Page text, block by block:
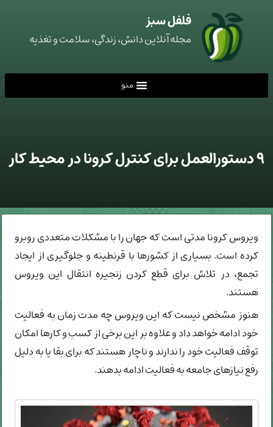
فلفل سبز
مجله آنلاین دانش، زندگی، سلامت و تغذیه
منو
۹ دستورالعمل برای کنترل کرونا در محیط کار
ویروس کرونا مدتی است که جهان را با مشکلات متعددی روبرو
کرده است. بسیاری از کشورها با قرنطینه و جلوگیری از ایجاد
تجمع، در تلاش برای قطع کردن زنجیره انتقال این ویروس
هستند.
هنوز مشخص نیست که این ویروس چه مدت زمان به فعالیت
خود ادامه خواهد داد و علاوه بر این برخی از کسب و کارها امکان
توقف فعالیت خود را ندارند و ناچار هستند که برای بقا یا به دلیل
رفع نیازهای جامعه به فعالیت ادامه بدهند.